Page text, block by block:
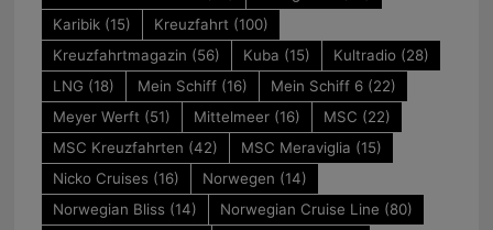
Karibik(15) Kreuzfahrt (100)
Kreuzfahrtmagazin (56) Kuba (15) Kultradio(28)
LNG (18) Mein Schiff(16) Mein Schiff 6(22)
Meyer Werft (51) Mittelmeer(16) MSC (22)
MSC Kreuzfahrten (42) MSC Meraviglia (15)
Nicko Cruises (16) Norwegen (14)
Norwegian Bliss (14) Norwegian Cruise Line (80)